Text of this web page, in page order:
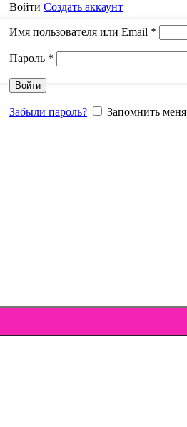
Войти Создать аккаунт
Имя пользователя или Email *
Пароль *
Войти
Забыли пароль? Запомнить меня